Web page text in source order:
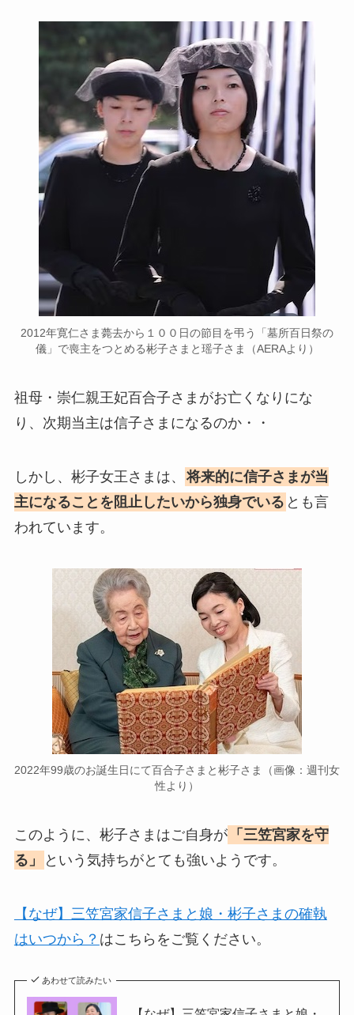
2012年寛仁さま薨去から１００日の節目を弔う「墓所百日祭の
儀」で喪主をつとめる彬子さまと瑶子さま（AERAより）
祖母・崇仁親王妃百合子さまがお亡くなりにな
り、次期当主は信子さまになるのか・・
しかし、彬子女王さまは、
将来的に信子さまが当
主になることを阻止したいから独身でいる とも言
われています。
2022年99歳のお誕生日にて百合子さまと彬子さま（画像：週刊女
性より）
このように、彬子さまはご自身が 「三笠宮家を守
る」
という気持ちがとても強いようです。
【なぜ】三笠宮家信子さまと娘・彬子さまの確執
はいつから？ はこちらをご覧ください。
あわせて読みたい